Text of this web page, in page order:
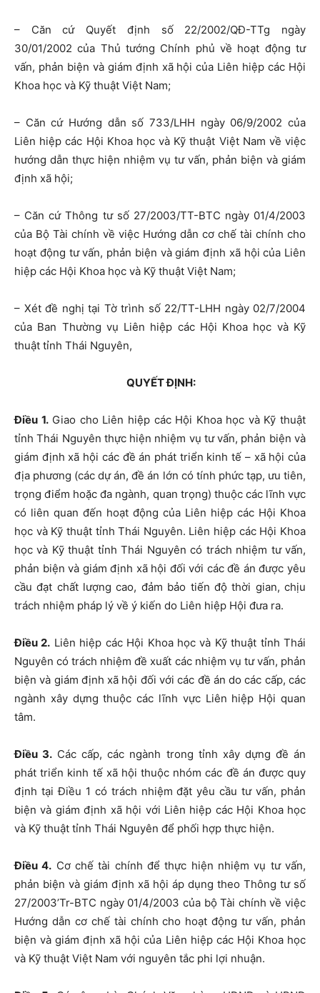
– Căn cứ Quyết định số 22/2002/QĐ-TTg ngày
30/01/2002 của Thủ tướng Chính phủ về hoạt động tư
vấn, phản biện và giám định xã hội của Liên hiệp các Hội
Khoa học và Kỹ thuật Việt Nam;
– Căn cứ Hướng dẫn số 733/LHH ngày 06/9/2002 của
Liên hiệp các Hội Khoa học và Kỹ thuật Việt Nam về việc
hướng dẫn thực hiện nhiệm vụ tư vấn, phản biện và giám
định xã hội;
– Căn cứ Thông tư số 27/2003/TT-BTC ngày 01/4/2003
của Bộ Tài chính về việc Hướng dẫn cơ chế tài chính cho
hoạt động tư vấn, phản biện và giám định xã hội của Liên
hiệp các Hội Khoa học và Kỹ thuật Việt Nam;
– Xét đề nghị tại Tờ trình số 22/TT-LHH ngày 02/7/2004
của Ban Thường vụ Liên hiệp các Hội Khoa học và Kỹ
thuật tỉnh Thái Nguyên,
QUYẾT ĐỊNH:
Điều 1.Giao cho Liên hiệp các Hội Khoa học và Kỹ thuật
tỉnh Thái Nguyên thực hiện nhiệm vụ tư vấn, phản biện và
giám định xã hội các đề án phát triển kinh tế – xã hội của
địa phương (các dự án, đề án lớn có tính phức tạp, ưu tiên,
trọng điểm hoặc đa ngành, quan trọng) thuộc các lĩnh vực
có liên quan đến hoạt động của Liên hiệp các Hội Khoa
học và Kỹ thuật tỉnh Thái Nguyên. Liên hiệp các Hội Khoa
học và Kỹ thuật tỉnh Thái Nguyên có trách nhiệm tư vấn,
phản biện và giám định xã hội đối với các đề án được yêu
cầu đạt chất lượng cao, đảm bảo tiến độ thời gian, chịu
trách nhiệm pháp lý về ý kiến do Liên hiệp Hội đưa ra.
Điều 2. Liên hiệp các Hội Khoa học và Kỹ thuật tỉnh Thái
Nguyên có trách nhiệm đề xuất các nhiệm vụ tư vấn, phản
biện và giám định xã hội đối với các đề án do các cấp, các
ngành xây dựng thuộc các lĩnh vực Liên hiệp Hội quan
tâm.
Điều 3. Các cấp, các ngành trong tỉnh xây dựng đề án
phát triển kinh tế xã hội thuộc nhóm các đề án được quy
định tại Điều 1 có trách nhiệm đặt yêu cầu tư vấn, phản
biện và giám định xã hội với Liên hiệp các Hội Khoa học
và Kỹ thuật tỉnh Thái Nguyên để phối hợp thực hiện.
Điều 4. Cơ chế tài chính để thực hiện nhiệm vụ tư vấn,
phản biện và giám định xã hội áp dụng theo Thông tư số
27/2003’Tr-BTC ngày 01/4/2003 của bộ Tài chính về việc
Hướng dẫn cơ chế tài chính cho hoạt động tư vấn, phản
biện và giám định xã hội của Liên hiệp các Hội Khoa học
và Kỹ thuật Việt Nam với nguyên tắc phi lợi nhuận.